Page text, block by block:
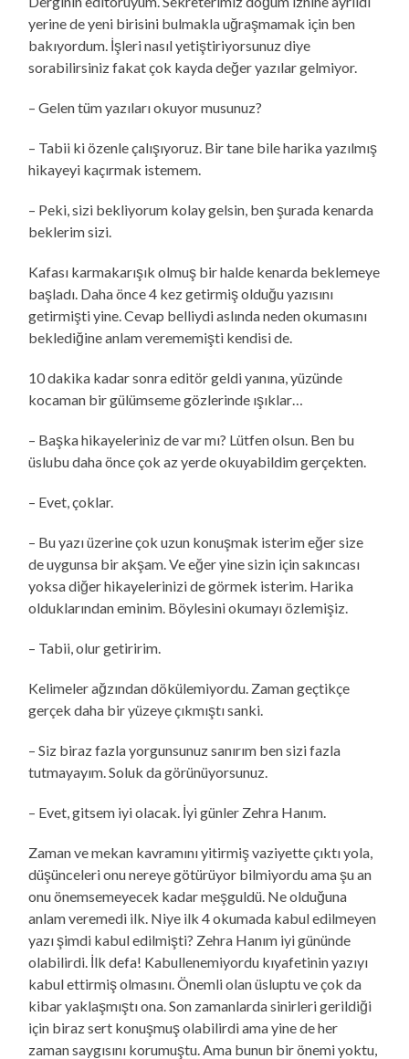
yerine de yeni birisini bulmakla uğraşmamak için ben
bakıyordum. İşleri nasıl yetiştiriyorsunuz diye
sorabilirsiniz fakat çok kayda değer yazılar gelmiyor.
– Gelen tüm yazıları okuyor musunuz?
– Tabii ki özenle çalışıyoruz. Bir tane bile harika yazılmış
hikayeyi kaçırmak istemem.
– Peki, sizi bekliyorum kolay gelsin, ben şurada kenarda
beklerim sizi.
Kafası karmakarışık olmuş bir halde kenarda beklemeye
başladı. Daha önce 4 kez getirmiş olduğu yazısını
getirmişti yine. Cevap belliydi aslında neden okumasını
beklediğine anlam verememişti kendisi de.
10 dakika kadar sonra editör geldi yanına, yüzünde
kocaman bir gülümseme gözlerinde ışıklar…
– Başka hikayeleriniz de var mı? Lütfen olsun. Ben bu
üslubu daha önce çok az yerde okuyabildim gerçekten.
– Evet, çoklar.
– Bu yazı üzerine çok uzun konuşmak isterim eğer size
de uygunsa bir akşam. Ve eğer yine sizin için sakıncası
yoksa diğer hikayelerinizi de görmek isterim. Harika
olduklarından eminim. Böylesini okumayı özlemişiz.
– Tabii, olur getiririm.
Kelimeler ağzından dökülemiyordu. Zaman geçtikçe
gerçek daha bir yüzeye çıkmıştı sanki.
– Siz biraz fazla yorgunsunuz sanırım ben sizi fazla
tutmayayım. Soluk da görünüyorsunuz.
– Evet, gitsem iyi olacak. İyi günler Zehra Hanım.
Zaman ve mekan kavramını yitirmiş vaziyette çıktı yola,
düşünceleri onu nereye götürüyor bilmiyordu ama şu an
onu önemsemeyecek kadar meşguldü. Ne olduğuna
anlam veremedi ilk. Niye ilk 4 okumada kabul edilmeyen
yazı şimdi kabul edilmişti? Zehra Hanım iyi gününde
olabilirdi. İlk defa! Kabullenemiyordu kıyafetinin yazıyı
kabul ettirmiş olmasını. Önemli olan üsluptu ve çok da
kibar yaklaşmıştı ona. Son zamanlarda sinirleri gerildiği
için biraz sert konuşmuş olabilirdi ama yine de her
zaman saygısını korumuştu. Ama bunun bir önemi yoktu,